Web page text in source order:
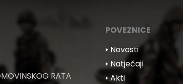
RATA
POVEZNICE
🢒 Novosti
🢒 Natječaji
🢒 Akti